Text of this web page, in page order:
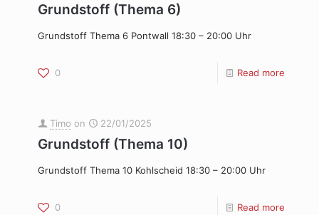
Grundstoff (Thema 6)
Grundstoff Thema 6 Pontwall 18:30 – 20:00 Uhr
0 Read more
Timo on 22/01/2025
Grundstoff (Thema 10)
Grundstoff Thema 10 Kohlscheid 18:30 – 20:00 Uhr
0 Read more